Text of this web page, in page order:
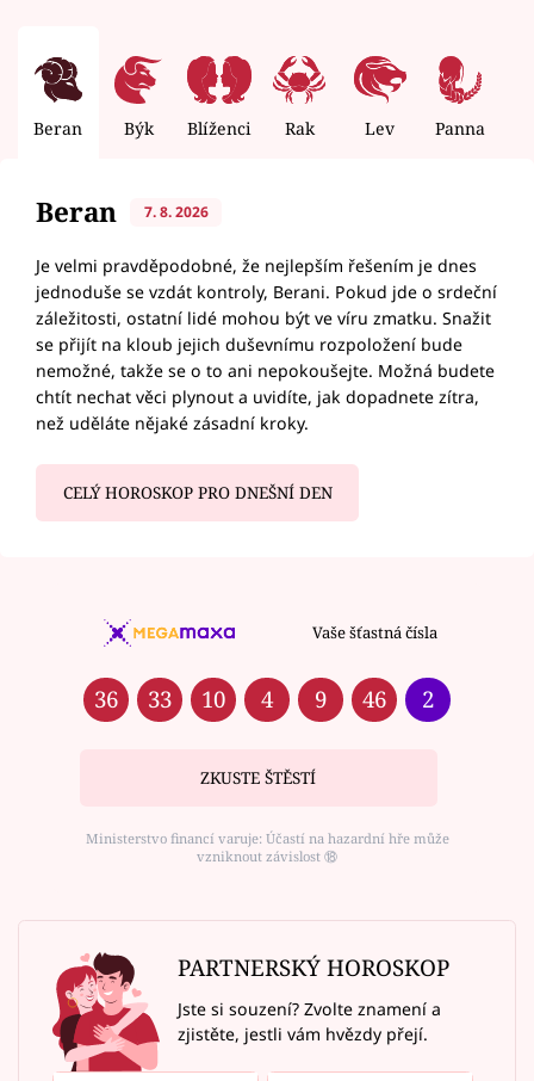
Beran Býk Blíženci Rak Lev Panna
Beran 7. 8. 2026
Je velmi pravděpodobné, že nejlepším řešením je dnes
jednoduše se vzdát kontroly, Berani. Pokud jde o srdeční
záležitosti, ostatní lidé mohou být ve víru zmatku. Snažit
se přijít na kloub jejich duševnímu rozpoložení bude
nemožné, takže se o to ani nepokoušejte. Možná budete
chtít nechat věci plynout a uvidíte, jak dopadnete zítra,
než uděláte nějaké zásadní kroky.
CELÝ HOROSKOP PRO DNEŠNÍ DEN
Vaše šťastná čísla
36 33 10 4 9 46 2
ZKUSTE ŠTĚSTÍ
Ministerstvo financí varuje: Účastí na hazardní hře může
vzniknout závislost ⑱
PARTNERSKÝ HOROSKOP
Jste si souzení? Zvolte znamení a
zjistěte, jestli vám hvězdy přejí.